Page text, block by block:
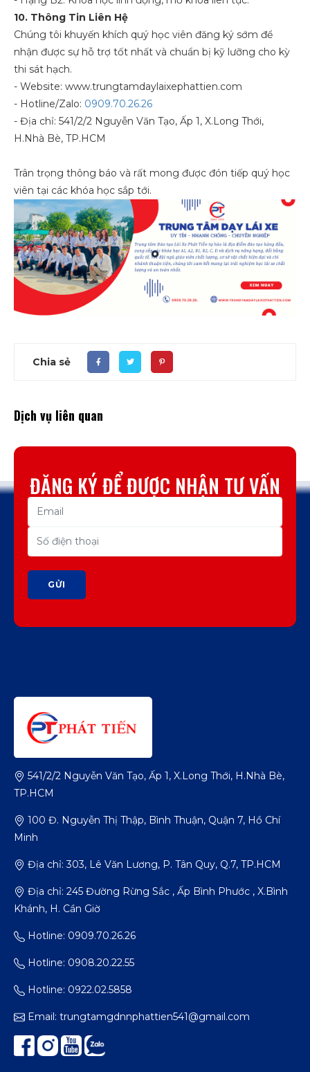
10. Thông Tin Liên Hệ
Chúng tôi khuyến khích quý học viên đăng ký sớm để
nhận được sự hỗ trợ tốt nhất và chuẩn bị kỹ lưỡng cho kỳ
thi sát hạch.
- Website: www.trungtamdaylaixephattien.com
- Hotline/Zalo: 0909.70.26.26
- Địa chỉ: 541/2/2 Nguyễn Văn Tạo, Ấp 1, X.Long Thới,
H.Nhà Bè, TP.HCM
Trân trọng thông báo và rất mong được đón tiếp quý học
viên tại các khóa học sắp tới.
Chia sẻ
Dịch vụ liên quan
ĐĂNG KÝ ĐỂ ĐƯỢC NHẬN TƯ VẤN
GỬI
541/2/2 Nguyễn Văn Tạo, Ấp 1, X.Long Thới, H.Nhà Bè,
TP.HCM
100 Đ. Nguyễn Thị Thập, Bình Thuận, Quận 7, Hồ Chí
Minh
Địa chỉ: 303, Lê Văn Lương, P. Tân Quy, Q.7, TP.HCM
Địa chỉ: 245 Đường Rừng Sắc , Ấp Bình Phước , X.Bình
Khánh, H. Cần Giờ
Hotline: 0909.70.26.26
Hotline: 0908.20.22.55
Hotline: 0922.02.5858
Email: trungtamgdnnphattien541@gmail.com